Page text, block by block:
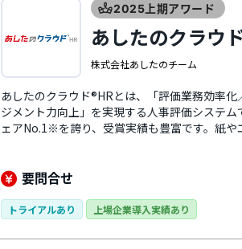
2025上期アワード
あしたのクラウ
株式会社あしたのチーム
あしたのクラウド®HRとは、「評価業務効率
ジメント力向上」を実現する人事評価システ
ェアNo.1※を誇り、受賞実績も豊富です。紙
消し、テレワークやスマートフォンにも対応
与・賞与のシミュレーション機能」や、「目
も削減します。評価制度の構築から運用までワ
も魅力です。※出典元: ※デロイト トーマツ ミ
市場の実態と展望2024年度版」SMB向け人事
要問合せ
トライアルあり 上場企業導入実績あり